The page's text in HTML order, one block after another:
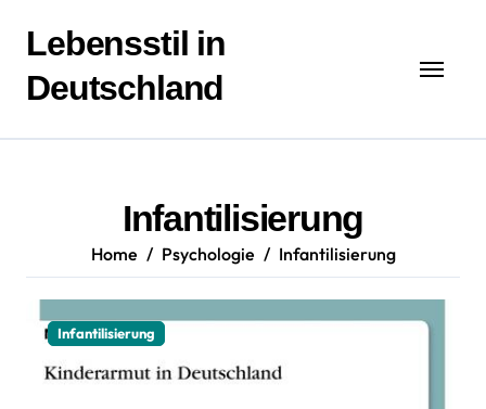
Inhalt
springen
Lebensstil in
Deutschland
Infantilisierung
Home Psychologie Infantilisierung
Infantilisierung